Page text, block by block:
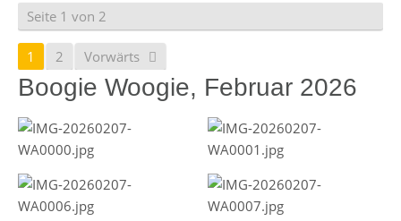
Seite 1 von 2
1 2 Vorwärts
Boogie Woogie, Februar 2026